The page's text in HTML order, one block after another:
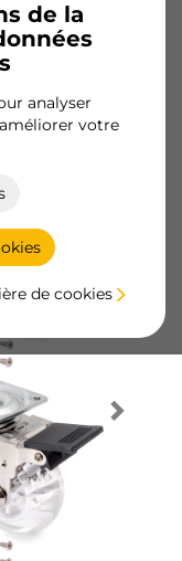
de la
analyser
votre
de cookies